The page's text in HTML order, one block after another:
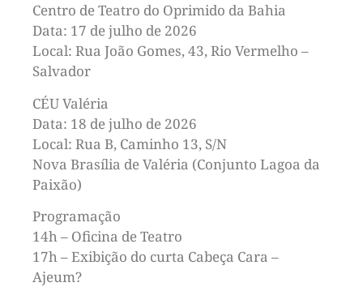
Centro de Teatro do Oprimido da Bahia
Data: 17 de julho de 2026
Local: Rua João Gomes, 43, Rio Vermelho –
Salvador
CÉU Valéria
Data: 18 de julho de 2026
Local: Rua B, Caminho 13, S/N
Nova Brasília de Valéria (Conjunto Lagoa da
Paixão)
Programação
14h – Oficina de Teatro
17h – Exibição do curta Cabeça Cara –
Ajeum?